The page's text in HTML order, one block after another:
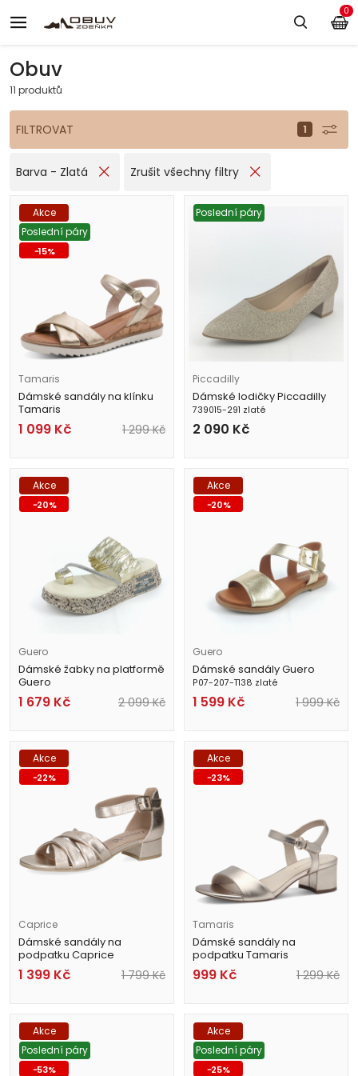
Obuv
11 produktů
FILTROVAT
Barva - Zlatá Zrušit všechny filtry
Akce
Poslední páry
-15%
Tamaris
Dámské sandály na klínku
Tamaris
1-28106-42 933 zlaté
1 099 Kč 1 299Kč
Poslední páry
Piccadilly
Dámské lodičky Piccadilly
739015-291 zlaté
2 090 Kč
Akce
-20%
Guero
Dámské žabky na platformě
Guero
P021-252-6 zlaté
1 679 Kč 2 099Kč
Akce
-20%
Guero
Dámské sandály Guero
P07-207-T138 zlaté
1 599 Kč 1 999Kč
Akce
-22%
Caprice
Dámské sandály na
podpatku Caprice
9-28201-44 959 zlaté
1 399 Kč 1 799Kč
Akce
-23%
Tamaris
Dámské sandály na
podpatku Tamaris
1-28249-42 933 zlaté
999 Kč 1 299Kč
Akce
Poslední páry
-53%
Akce
Poslední páry
-25%
0